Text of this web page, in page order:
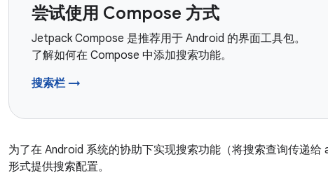
尝试使用 Compose 方式
Jetpack Compose 是推荐用于 Android 的界面工具包。
了解如何在 Compose 中添加搜索功能。
搜索栏 →
为了在 Android 系统的协助下实现搜索功能（将搜索查询传递
形式提供搜索配置。